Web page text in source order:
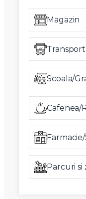
Magazin
Scoala/
Cafenea/
Farmacie/
Parcuri